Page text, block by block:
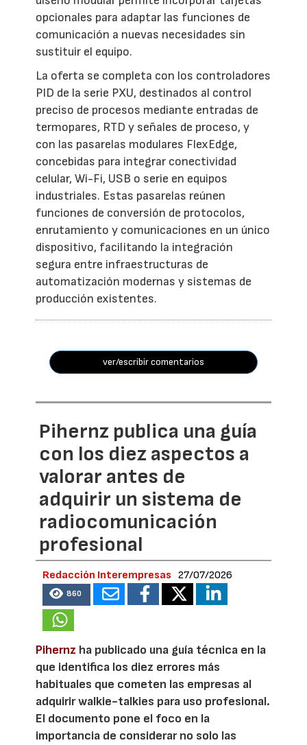
opcionales para adaptar las funciones de
comunicación a nuevas necesidades sin
sustituir el equipo.
La oferta se completa con los controladores
PID de la serie PXU, destinados al control
preciso de procesos mediante entradas de
termopares, RTD y señales de proceso, y
con las pasarelas modulares FlexEdge,
concebidas para integrar conectividad
celular, Wi-Fi, USB o serie en equipos
industriales. Estas pasarelas reúnen
funciones de conversión de protocolos,
enrutamiento y comunicaciones en un único
dispositivo, facilitando la integración
segura entre infraestructuras de
automatización modernas y sistemas de
producción existentes.
ver/escribir comentarios
Pihernz publica una guía
con los diez aspectos a
valorar antes de
adquirir un sistema de
radiocomunicación
profesional
Redacción Interempresas 27/07/2026
860
Pihernz ha publicado una guía técnica en la
que identifica los diez errores más
habituales que cometen las empresas al
adquirir walkie-talkies para uso profesional.
El documento pone el foco en la
importancia de considerar no solo las